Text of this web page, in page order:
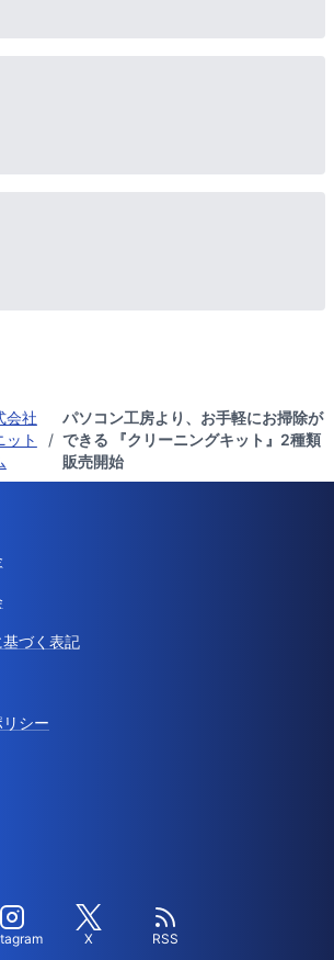
会社
ット
/
パソコン工房より、お手軽にお掃除が
できる 『クリーニングキット』2種類
販売開始
づく表記
シー
X RSS